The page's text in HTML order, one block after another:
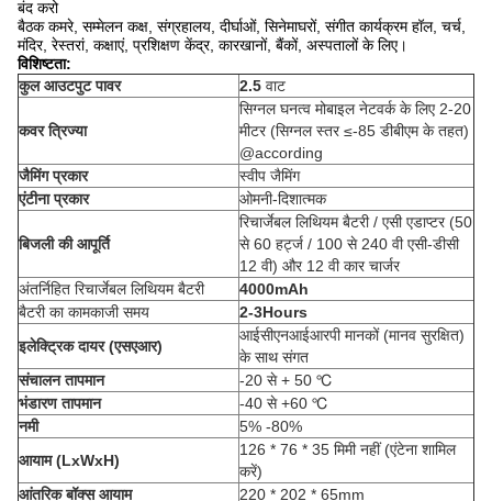
बंद करो
बैठक कमरे, सम्मेलन कक्ष, संग्रहालय, दीर्घाओं, सिनेमाघरों, संगीत कार्यक्रम हॉल, चर्च,
मंदिर, रेस्तरां, कक्षाएं, प्रशिक्षण केंद्र, कारखानों, बैंकों, अस्पतालों के लिए।
विशिष्टता:
कुल आउटपुट पावर
2.5 वाट
कवर त्रिज्या
सिग्नल घनत्व मोबाइल नेटवर्क के लिए 2-20
मीटर (सिग्नल स्तर ≤-85 डीबीएम के तहत)
@according
जैमिंग प्रकार
स्वीप जैमिंग
एंटीना प्रकार
ओमनी-दिशात्मक
बिजली की आपूर्ति
रिचार्जेबल लिथियम बैटरी / एसी एडाप्टर (50
से 60 हर्ट्ज / 100 से 240 वी एसी-डीसी
12 वी) और 12 वी कार चार्जर
अंतर्निहित रिचार्जेबल लिथियम बैटरी
4000mAh
बैटरी का कामकाजी समय
2-3Hours
इलेक्ट्रिक दायर (एसएआर)
आईसीएनआईआरपी मानकों (मानव सुरक्षित)
के साथ संगत
संचालन तापमान
-20 से + 50 ℃
भंडारण तापमान
-40 से +60 ℃
नमी
5% -80%
आयाम (LxWxH)
126 * 76 * 35 मिमी नहीं (एंटेना शामिल
करें)
आंतरिक बॉक्स आयाम
220 * 202 * 65mm